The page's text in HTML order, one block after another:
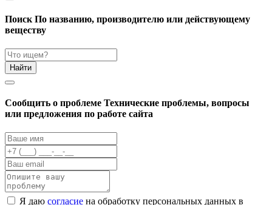
Поиск По названию, производителю или действующему
веществу
Найти
Cообщить о проблеме Технические проблемы, вопросы
или предложения по работе сайта
Я даю согласие на обработку персональных данных в